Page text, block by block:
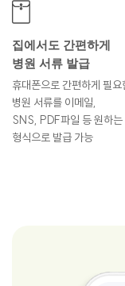
집에서도 간편하게
병원 서류 발급
휴대폰으로 간편하게 필요
병원 서류를 이메일,
SNS, PDF파일 등 원하는
형식으로 발급 가능